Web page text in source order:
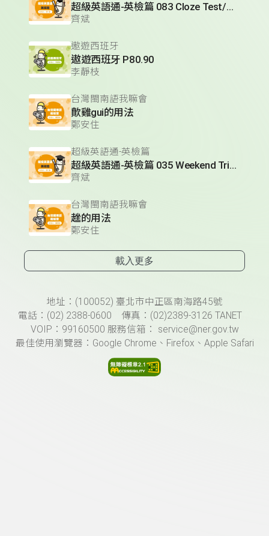
超級英語通-英檢篇 083 Cloze Test/段落填空-13
齊斌
遨遊西班牙
遨遊西班牙 P80.90
李靜枝
台灣閩南語我嘛會
歕雞gui的用法
鄭安住
超級英語通-英檢篇
超級英語通-英檢篇 035 Weekend Trip- 週末旅遊
齊斌
台灣閩南語我嘛會
趖的用法
鄭安住
載入更多
頁尾資訊地址：(100052) 臺北市中正區南海路45號
電話：(02) 2388-0600 傳真：(02)2389-3126 TANET
VOIP：99160500 服務信箱： service@ner.gov.tw
最佳使用瀏覽器：Google Chrome、Firefox、Apple Safari